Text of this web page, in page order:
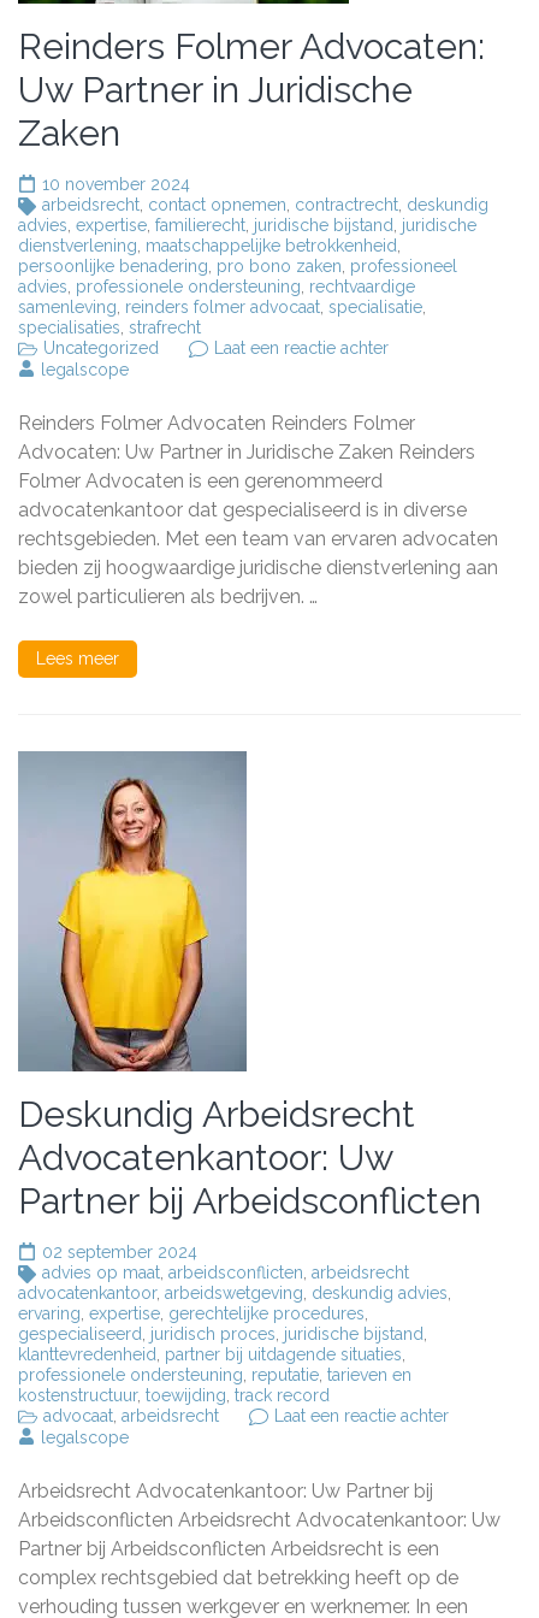
Reinders Folmer Advocaten:
Uw Partner in Juridische
Zaken
10 november 2024
arbeidsrecht, contact opnemen, contractrecht, deskundig
advies, expertise, familierecht, juridische bijstand, juridische
dienstverlening, maatschappelijke betrokkenheid,
persoonlijke benadering, pro bono zaken, professioneel
advies, professionele ondersteuning, rechtvaardige
samenleving, reinders folmer advocaat, specialisatie,
specialisaties, strafrecht
Uncategorized
Laat een reactie achterop
Uw
Partner
Zaken
legalscope
Reinders Folmer Advocaten Reinders Folmer
Advocaten: Uw Partner in Juridische Zaken Reinders
Folmer Advocaten is een gerenommeerd
advocatenkantoor dat gespecialiseerd is in diverse
rechtsgebieden. Met een team van ervaren advocaten
bieden zij hoogwaardige juridische dienstverlening aan
zowel particulieren als bedrijven. …
Lees meer
Deskundig Arbeidsrecht
Advocatenkantoor: Uw
Partner bij Arbeidsconflicten
02 september 2024
advies op maat, arbeidsconflicten, arbeidsrecht
advocatenkantoor, arbeidswetgeving, deskundig advies,
ervaring, expertise, gerechtelijke procedures,
gespecialiseerd, juridisch proces, juridische bijstand,
klanttevredenheid, partner bij uitdagende situaties,
professionele ondersteuning, reputatie, tarieven en
kostenstructuur, toewijding, track record
advocaat, arbeidsrecht Laat een reactie achterop
Partner
legalscope
Arbeidsrecht Advocatenkantoor: Uw Partner bij
Arbeidsconflicten Arbeidsrecht Advocatenkantoor: Uw
Partner bij Arbeidsconflicten Arbeidsrecht is een
complex rechtsgebied dat betrekking heeft op de
verhouding tussen werkgever en werknemer. In een